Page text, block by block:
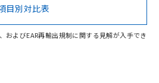
する可能性があります。
目別対比表
およびEAR再輸出規制に関する見解が入手でき